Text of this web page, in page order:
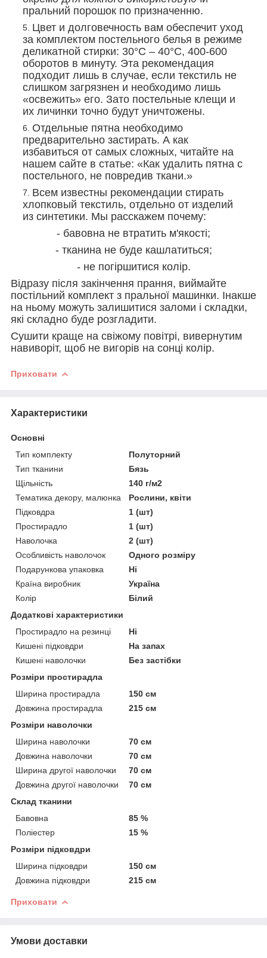
пральний порошок по призначенню.
Цвет и долговечность вам обеспечит уход
за комплектом постельного белья в режиме
деликатной стирки: 30°С – 40°С, 400-600
оборотов в минуту. Эта рекомендация
подходит лишь в случае, если текстиль не
слишком загрязнен и необходимо лишь
«освежить» его. Зато постельные клещи и
их личинки точно будут уничтожены.
Отдельные пятна необходимо
предварительно застирать. А как
избавиться от самых сложных, читайте на
нашем сайте в статье: «Как удалить пятна с
постельного, не повредив ткани.»
Всем известны рекомендации стирать
хлопковый текстиль, отдельно от изделий
из синтетики. Мы расскажем почему:
- бавовна не втратить м'якості;
- тканина не буде кашлатиться;
- не погіршитися колір.
Відразу після закінчення прання, виймайте
постільний комплект з пральної машинки. Інакше
на ньому можуть залишитися заломи і складки,
які складно буде розгладити.
Сушити краще на свіжому повітрі, вивернутим
навиворіт, щоб не вигорів на сонці колір.
Приховати
Характеристики
Основні
Тип комплекту
Полуторний
Тип тканини
Бязь
Щільність
140 г/м2
Тематика декору, малюнка
Рослини, квіти
Підковдра
1 (шт)
Простирадло
1 (шт)
Наволочка
2 (шт)
Особливість наволочок
Одного розміру
Подарункова упаковка
Ні
Країна виробник
Україна
Колір
Білий
Додаткові характеристики
Простирадло на резинці
Ні
Кишені підковдри
На запах
Кишені наволочки
Без застібки
Розміри простирадла
Ширина простирадла
150 см
Довжина простирадла
215 см
Розміри наволочки
Ширина наволочки
70 см
Довжина наволочки
70 см
Ширина другої наволочки
70 см
Довжина другої наволочки
70 см
Склад тканини
Бавовна
85 %
Поліестер
15 %
Розміри підковдри
Ширина підковдри
150 см
Довжина підковдри
215 см
Приховати
Умови доставки